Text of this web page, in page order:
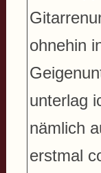
ohnehin
unterlag
nämlich
erstmal